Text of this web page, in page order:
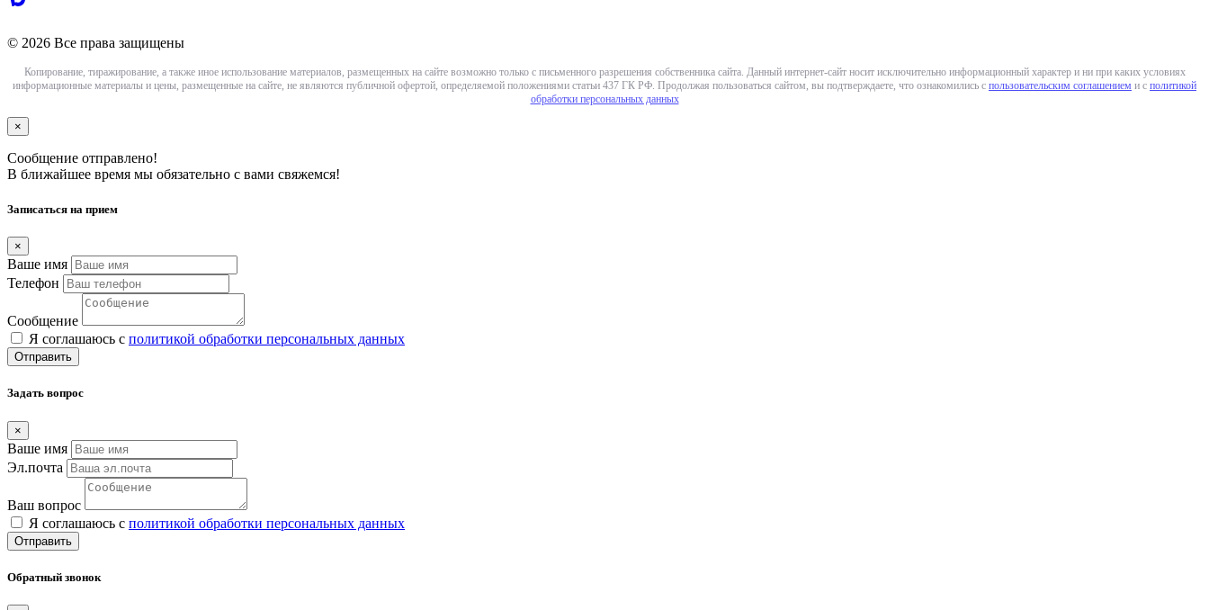
© 2026 Все права защищены
Копирование, тиражирование, а также иное использование материалов, размещенных на сайте возможно только с письменного разрешения собственника сайта. Данный интернет-сайт носит исключительно информационный характер и ни при каких условиях
информационные материалы и цены, размещенные на сайте, не являются публичной офертой, определяемой положениями статьи 437 ГК РФ. Продолжая пользоваться сайтом, вы подтверждаете, что ознакомились с пользовательским соглашением и с политикой
обработки персональных данных
×
Сообщение отправлено!
В ближайшее время мы обязательно с вами свяжемся!
Записаться на прием
×
Ваше имя
Телефон
Сообщение
Я соглашаюсь с политикой обработки персональных данных
Отправить
Задать вопрос
×
Ваше имя
Эл.почта
Ваш вопрос
Я соглашаюсь с политикой обработки персональных данных
Отправить
Обратный звонок